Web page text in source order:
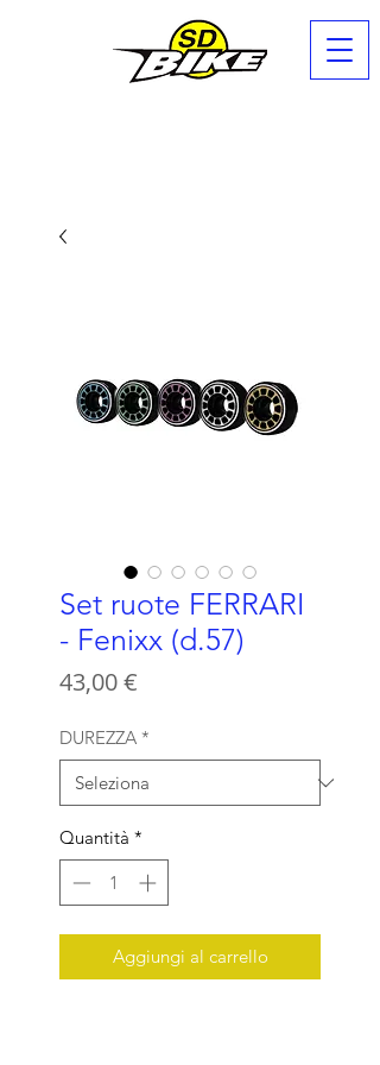
Set ruote FERRARI
- Fenixx (d.57)
43,00 €
DUREZZA *
Quantità *
Aggiungi al carrello